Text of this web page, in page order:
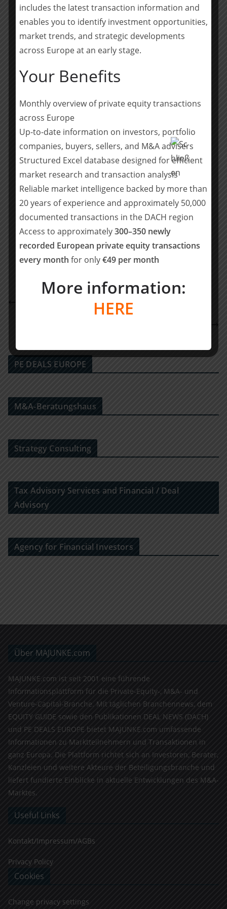
Law, London), Senior Associate Juliane Poss und
Associate Theresa Schenk (beide Kapitalmarktrecht,
Frankfurt).
______________________________
Über DLA Piper
DLA Piper zählt mit Büros in über 40 Ländern in Afrika,
Asien, Australien, Europa, dem Nahen Osten sowie
Nord- und Südamerika zu den weltweit führenden
Wirtschaftskanzleien. In Deutschland ist DLA Piper an
den Standorten Frankfurt, Hamburg, Köln und
München mit mehr als 240 Anwältinnen und Anwälten
vertreten. In bestimmten Jurisdiktionen können diese
Informationen als Anwaltswerbung angesehen werden.
Weitere Informationen unter:www.dlapiper.com
Teilen mit:
Teilen
High-Tech Gründerfonds investiert in Synthara
Lymphatica Medtech sammelt sieben stellige
PE DEALS EUROPE
M&A-Beratungshaus
Strategy Consulting
Tax Advisory Services and Financial / Deal
Advisory
Agency for Financial Investors
Über MAJUNKE.com
MAJUNKE.com ist seit 2001 eine führende
Informationsplattform für die Private-Equity-, M&A- und
Venture-Capital-Branche. Mit täglichen Branchennews, dem
EQUITY GUIDE sowie den Publikationen DEAL NEWS (DACH)
und PE DEALS EUROPE bietet MAJUNKE.com umfassende
Informationen zu Marktteilnehmern und Transaktionen in
ganz Europa. Die Plattform richtet sich an Investoren, Berater,
Kanzleien und weitere Akteure der Beteiligungsbranche und
liefert fundierte Einblicke in aktuelle Entwicklungen des M&A-
Marktes.
Useful Links
Kontakt/Impressum/AGBs
Privacy Policy
Cookies
Change privacy settings
includes the latest transaction information and
enables you to identify investment opportunities,
market trends, and strategic developments
across Europe at an early stage.
Your Benefits
Monthly overview of private equity transactions
across Europe
Up-to-date information on investors, portfolio
companies, buyers, sellers, and M&A advisers
Structured Excel database designed for efficient
market research and transaction analysis
Reliable market intelligence backed by more than
20 years of experience and approximately 50,000
documented transactions in the DACH region
Access to approximately300–350 newly
recorded European private equity transactions
every month for only€49 per month
More information:
HERE